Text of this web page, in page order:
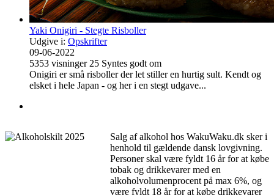
Yaki Onigiri - Stegte Risboller
Udgive i: Opskrifter
09-06-2022
5353 visninger 25 Syntes godt om
Onigiri er små risboller der let stiller en hurtig sult. Kendt og
elsket i hele Japan - og her i en stegt udgave...
Salg af alkohol hos WakuWaku.dk sker i
henhold til gældende dansk lovgivning.
Personer skal være fyldt 16 år for at købe
tobak og drikkevarer med en
alkoholvolumenprocent på max 6%, og
være fyldt 18 år for at købe drikkevarer